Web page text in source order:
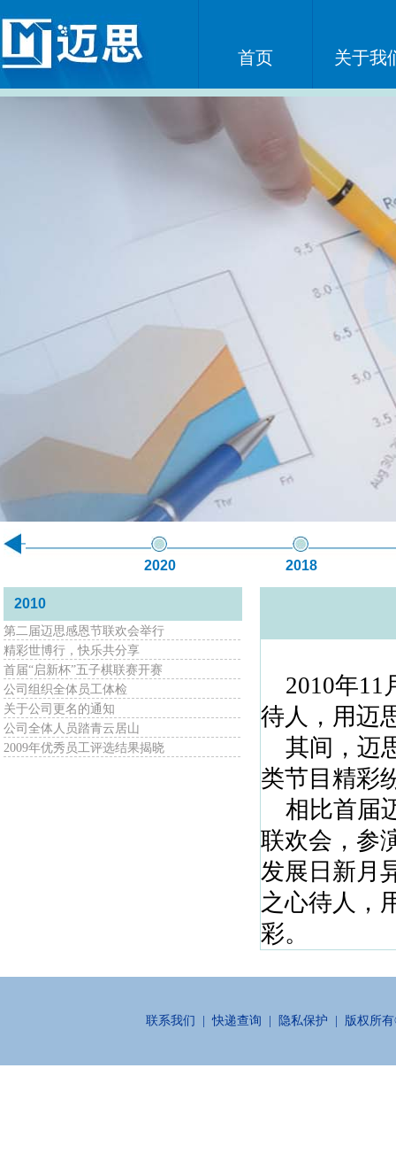
首页 关于我
2020 2018
2010
第二届迈思感恩节联欢会举行
精彩世博行，快乐共分享
首届“启新杯”五子棋联赛开赛
公司组织全体员工体检
关于公司更名的通知
公司全体人员踏青云居山
2009年优秀员工评选结果揭晓
2010年11
待人，用迈
其间，迈
类节目精彩
相比首届
联欢会，参
发展日新月
之心待人，
彩。
联系我们 |快递查询 隐私保护 | 版权所